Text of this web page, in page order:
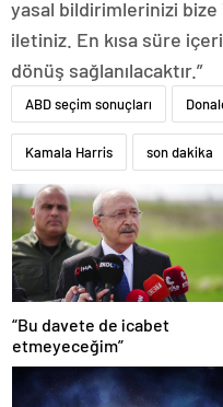
yasal bildirimlerinizi
iletiniz. En kısa süre
dönüş sağlanılacaktır.”
ABD seçim sonuçları
Kamala Harris son dakika
“Bu davete de icabet
etmeyeceğim”